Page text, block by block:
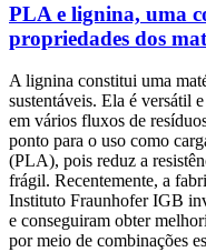
PLA e lignina, uma
propriedades dos
A lignina constitui uma
sustentáveis. Ela é versátil
em vários fluxos de
ponto para o uso como
(PLA), pois reduz a
frágil. Recentemente, a
Instituto Fraunhofer IGB
e conseguiram obter
por meio de combinações